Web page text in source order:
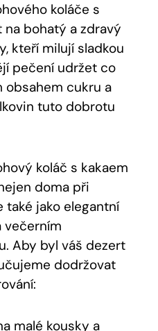
koláče s
na ​bohatý a ⁣zdravý
kteří milují sladkou
pečení udržet co‍
obsahem⁤ cukru ⁤a
tuto ‍dobrotu
⁤koláč s kakaem
⁤doma při‌
také jako​ elegantní
večerním​
Aby byl váš​ dezert
dodržovat
malé kousky a